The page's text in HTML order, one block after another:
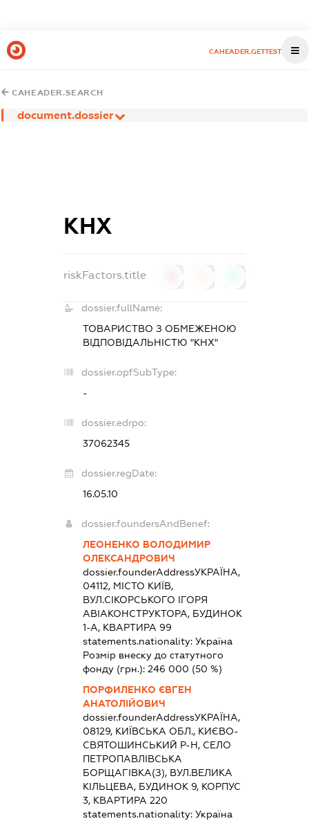
CAHEADER.GETTEST
CAHEADER.SEARCH
document.dossier
КНХ
riskFactors.title
dossier.fullName:
ТОВАРИСТВО З ОБМЕЖЕНОЮ
ВІДПОВІДАЛЬНІСТЮ "КНХ"
dossier.opfSubType:
-
dossier.edrpo:
37062345
dossier.regDate:
16.05.10
dossier.foundersAndBenef:
ЛЕОНЕНКО ВОЛОДИМИР
ОЛЕКСАНДРОВИЧ
dossier.founderAddressУКРАЇНА,
04112, МІСТО КИЇВ,
ВУЛ.СІКОРСЬКОГО ІГОРЯ
АВІАКОНСТРУКТОРА, БУДИНОК
1-А, КВАРТИРА 99
statements.nationality: Україна
Розмір внеску до статутного
фонду (грн.): 246 000 (50 %)
ПОРФИЛЕНКО ЄВГЕН
АНАТОЛІЙОВИЧ
dossier.founderAddressУКРАЇНА,
08129, КИЇВСЬКА ОБЛ., КИЄВО-
СВЯТОШИНСЬКИЙ Р-Н, СЕЛО
ПЕТРОПАВЛІВСЬКА
БОРЩАГІВКА(З), ВУЛ.ВЕЛИКА
КІЛЬЦЕВА, БУДИНОК 9, КОРПУС
3, КВАРТИРА 220
statements.nationality: Україна